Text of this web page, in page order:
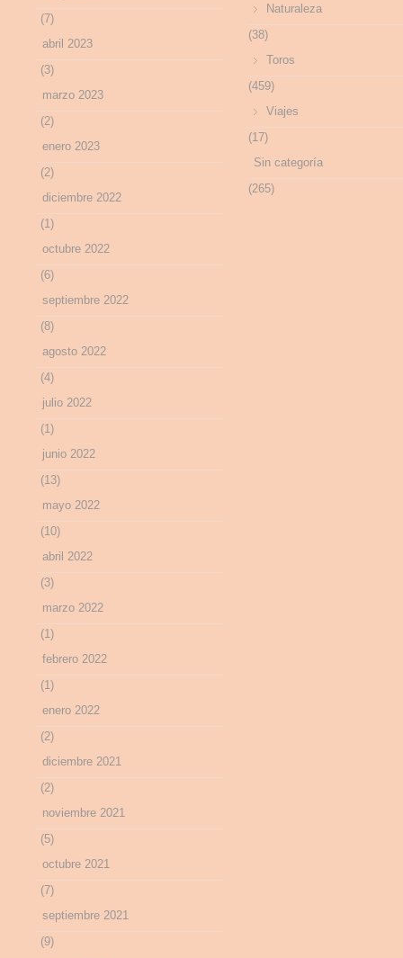
(7)
abril 2023
(3)
marzo 2023
(2)
enero 2023
(2)
diciembre 2022
(1)
octubre 2022
(6)
septiembre 2022
(8)
agosto 2022
(4)
julio 2022
(1)
junio 2022
(13)
mayo 2022
(10)
abril 2022
(3)
marzo 2022
(1)
febrero 2022
(1)
enero 2022
(2)
diciembre 2021
(2)
noviembre 2021
(5)
octubre 2021
(7)
septiembre 2021
(9)
Naturaleza
(38)
Toros
(459)
Viajes
(17)
Sin categoría
(265)